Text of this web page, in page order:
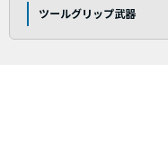
ツールグリップ武器